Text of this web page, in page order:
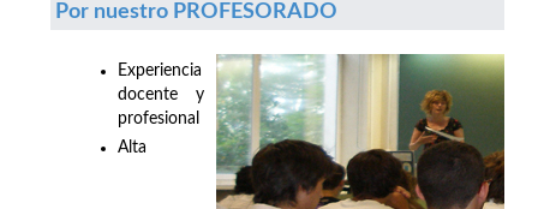
Por nuestro PROFESORADO
Experiencia
docente y
profesional
Alta